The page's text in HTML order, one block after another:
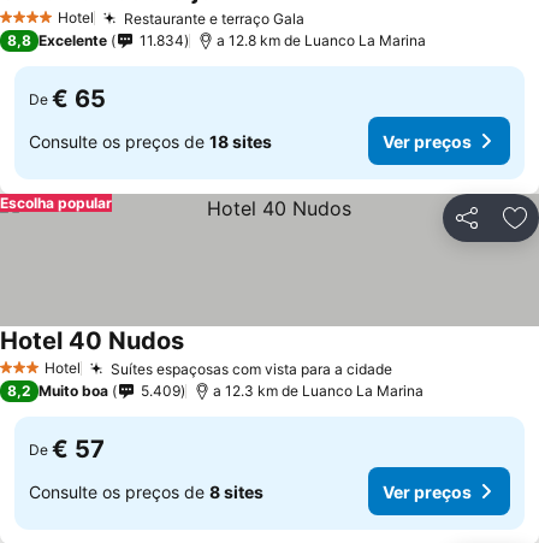
4 EstrelasHotel Restaurante e terraço Gala
8,8 Excelente 11.834 a 12.8 km de Luanco La Marina
De € 65
Consulte os preços de 18 sites Ver preços
Partilhar
Escolha popular
3 EstrelasHotel Suítes espaçosas com vista para a cidadeVer preços
Hotel 40 NudosVer preços
8,2 Muito boa 5.409 a 12.3 km de Luanco La Marina
De € 57
Consulte os preços de 8 sites Ver preços